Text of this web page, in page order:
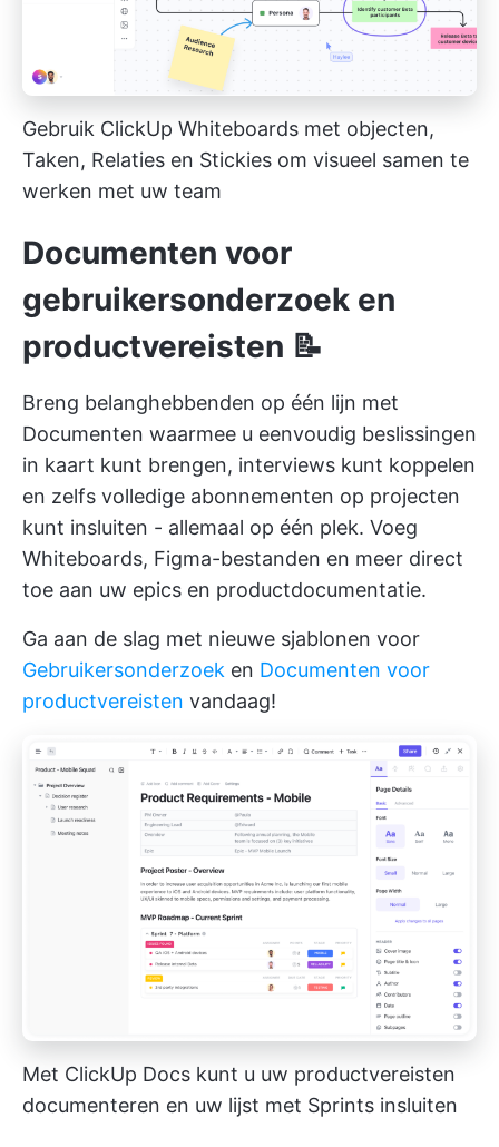
Gebruik ClickUp Whiteboards met objecten,
Taken, Relaties en Stickies om visueel samen te
werken met uw team
Documenten voor
gebruikersonderzoek en
productvereisten 📝
Breng belanghebbenden op één lijn met
Documenten waarmee u eenvoudig beslissingen
in kaart kunt brengen, interviews kunt koppelen
en zelfs volledige abonnementen op projecten
kunt insluiten - allemaal op één plek. Voeg
Whiteboards, Figma-bestanden en meer direct
toe aan uw epics en productdocumentatie.
Ga aan de slag met nieuwe sjablonen voor
Gebruikersonderzoek en Documenten voor
productvereisten vandaag!
Met ClickUp Docs kunt u uw productvereisten
documenteren en uw lijst met Sprints insluiten